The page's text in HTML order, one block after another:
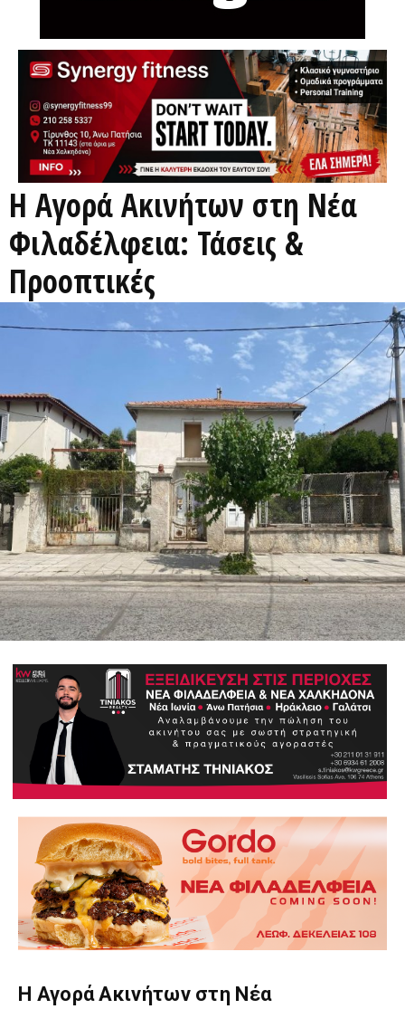
Η Αγορά Ακινήτων στη Νέα
Φιλαδέλφεια: Τάσεις &
Προοπτικές
Η Αγορά Ακινήτων στη Νέα